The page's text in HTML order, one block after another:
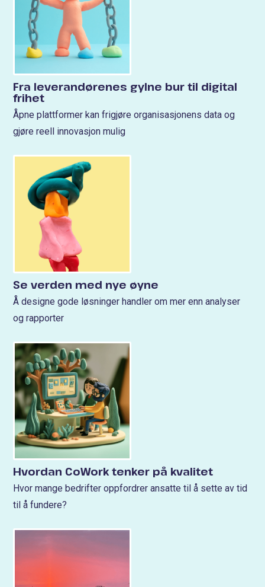
Fra leverandørenes gylne bur til digital
frihet
Åpne plattformer kan frigjøre organisasjonens data og
gjøre reell innovasjon mulig
Se verden med nye øyne
Å designe gode løsninger handler om mer enn analyser
og rapporter
Hvordan CoWork tenker på kvalitet
Hvor mange bedrifter oppfordrer ansatte til å sette av tid
til å fundere?